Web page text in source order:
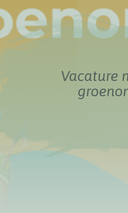
Vacature